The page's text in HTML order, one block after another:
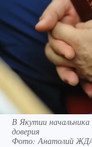
В Якутии
доверия
Фото: Анатолий